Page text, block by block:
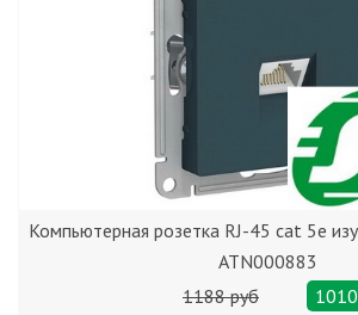
Компьютерная розетка RJ-45 cat 5е
ATN000883
1188 руб